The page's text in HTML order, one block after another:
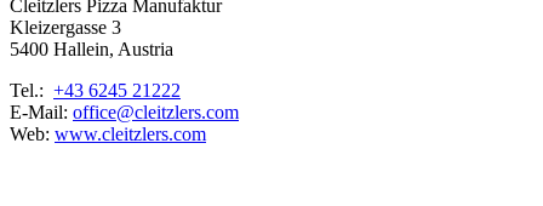
Cleitzlers Pizza Manufaktur
Kleizergasse 3
5400 Hallein, Austria
Tel.: +43 6245 21222
E-Mail: office@cleitzlers.com
Web: www.cleitzlers.com